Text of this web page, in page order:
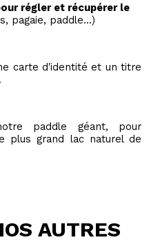
régler et récupérer le
pagaie, paddle...)
carte d'identité et un titre
paddle géant, pour
plus grand lac naturel de
AUTRES